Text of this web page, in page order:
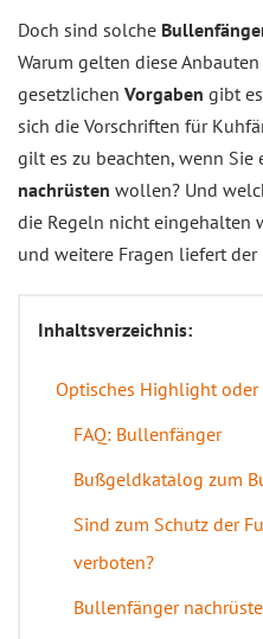
Doch sind solche
Warum gelten diese
gesetzlichen Vorgaben gibt
sich die Vorschriften für
gilt es zu beachten, wenn Sie
nachrüsten wollen? Und
die Regeln nicht eingehalten
und weitere Fragen liefert
Inhaltsverzeichnis:
Optisches Highlight oder
FAQ: Bullenfänger
Bußgeldkatalog zum
Sind zum Schutz der
verboten?
Bullenfänger